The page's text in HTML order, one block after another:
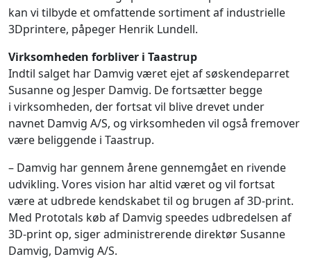
kan vi tilbyde et omfattende sortiment af industrielle
3Dprintere, påpeger Henrik Lundell.
Virksomheden forbliver i Taastrup
Indtil salget har Damvig været ejet af søskendeparret
Susanne og Jesper Damvig. De fortsætter begge
i virksomheden, der fortsat vil blive drevet under
navnet Damvig A/S, og virksomheden vil også fremover
være beliggende i Taastrup.
– Damvig har gennem årene gennemgået en rivende
udvikling. Vores vision har altid været og vil fortsat
være at udbrede kendskabet til og brugen af 3D-print.
Med Prototals køb af Damvig speedes udbredelsen af
3D-print op, siger administrerende direktør Susanne
Damvig, Damvig A/S.